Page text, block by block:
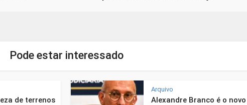
Pode estar interessado
de terrenos
Arquivo
Alexandre Branco é o novo